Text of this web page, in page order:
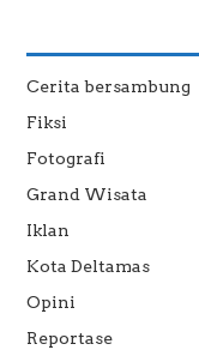
Cerita bersambung
Fiksi
Fotografi
Grand Wisata
Iklan
Kota Deltamas
Opini
Reportase